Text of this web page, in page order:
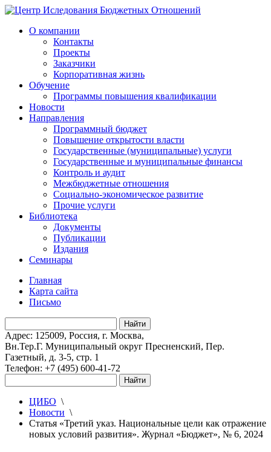
О компании
Контакты
Проекты
Заказчики
Корпоративная жизнь
Обучение
Программы повышения квалификации
Новости
Направления
Программный бюджет
Повышение открытости власти
Государственные (муниципальные) услуги
Государственные и муниципальные финансы
Контроль и аудит
Межбюджетные отношения
Социально-экономическое развитие
Прочие услуги
Библиотека
Документы
Публикации
Издания
Семинары
Главная
Карта сайта
Письмо
Адрес: 125009, Россия, г. Москва,
Вн.Тер.Г. Муниципальный округ Пресненский, Пер.
Газетный, д. 3-5, стр. 1
Телефон: +7 (495) 600-41-72
ЦИБО \
Новости \
Статья «Третий указ. Национальные цели как отражение
новых условий развития». Журнал «Бюджет», № 6, 2024